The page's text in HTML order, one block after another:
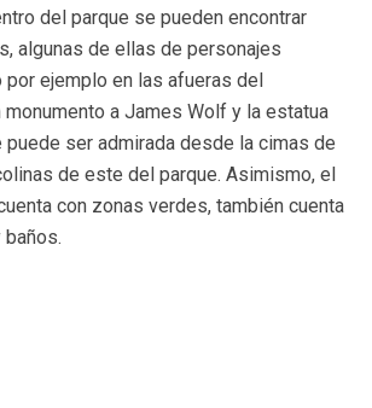
del parque se pueden encontrar
algunas de ellas de personajes
ejemplo en las afueras del
a James Wolf y la estatua
puede ser admirada desde la cimas de
de este del parque. Asimismo, el
con zonas verdes, también cuenta